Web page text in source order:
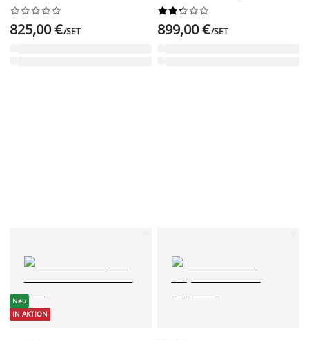






825,00 €/SET






899,00 €/SET
Neu
IN AKTION